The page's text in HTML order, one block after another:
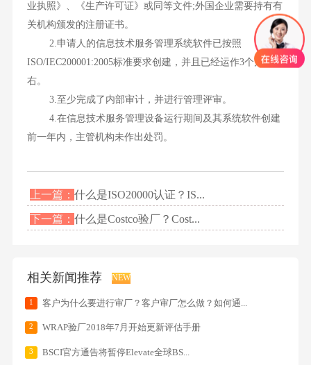
业执照》、《生产许可证》或同等文件;外国企业需要持有有
关机构颁发的注册证书。
2.申请人的信息技术服务管理系统软件已按照
ISO/IEC200001:2005标准要求创建，并且已经运作3个月左
右。
3.至少完成了内部审计，并进行管理评审。
4.在信息技术服务管理设备运行期间及其系统软件创建
前一年内，主管机构未作出处罚。
上一篇：什么是ISO20000认证？IS...
下一篇：什么是Costco验厂？Cost...
相关新闻推荐 NEW
1 客户为什么要进行审厂？客户审厂怎么做？如何通...
2 WRAP验厂2018年7月开始更新评估手册
3 BSCI官方通告将暂停Elevate全球BS...